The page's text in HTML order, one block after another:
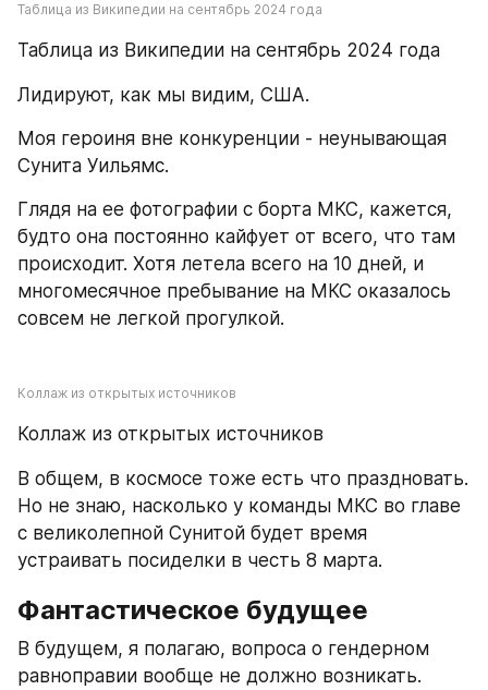
Таблица из Википедии на сентябрь 2024 года
Таблица из Википедии на сентябрь 2024 года
Лидируют, как мы видим, США.
Моя героиня вне конкуренции - неунывающая
Сунита Уильямс.
Глядя на ее фотографии с борта МКС, кажется,
будто она постоянно кайфует от всего, что там
происходит. Хотя летела всего на 10 дней, и
многомесячное пребывание на МКС оказалось
совсем не легкой прогулкой.
Коллаж из открытых источников
Коллаж из открытых источников
В общем, в космосе тоже есть что праздновать.
Но не знаю, насколько у команды МКС во главе
с великолепной Сунитой будет время
устраивать посиделки в честь 8 марта.
Фантастическое будущее
В будущем, я полагаю, вопроса о гендерном
равноправии вообще не должно возникать.